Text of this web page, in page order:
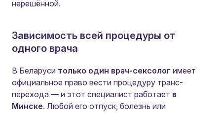
нерешённой.
Зависимость всей процедуры от
одного врача
В Беларуси только один врач-сексолог имеет
официальное право вести процедуру транс-
перехода — и этот специалист работает в
Минске. Любой его отпуск, болезнь или